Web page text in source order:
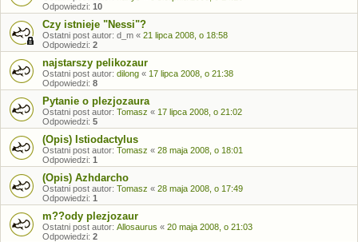
Odpowiedzi: 10
Czy istnieje "Nessi"?
Ostatni post autor: d_m « 21 lipca 2008, o 18:58
Odpowiedzi: 2
najstarszy pelikozaur
Ostatni post autor: dilong « 17 lipca 2008, o 21:38
Odpowiedzi: 8
Pytanie o plezjozaura
Ostatni post autor: Tomasz « 17 lipca 2008, o 21:02
Odpowiedzi: 5
(Opis) Istiodactylus
Ostatni post autor: Tomasz « 28 maja 2008, o 18:01
Odpowiedzi: 1
(Opis) Azhdarcho
Ostatni post autor: Tomasz « 28 maja 2008, o 17:49
Odpowiedzi: 1
m??ody plezjozaur
Ostatni post autor: Allosaurus « 20 maja 2008, o 21:03
Odpowiedzi: 2